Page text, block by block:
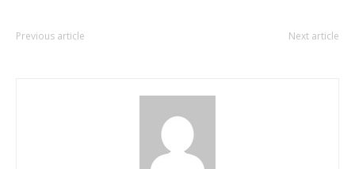
Previous article Next article